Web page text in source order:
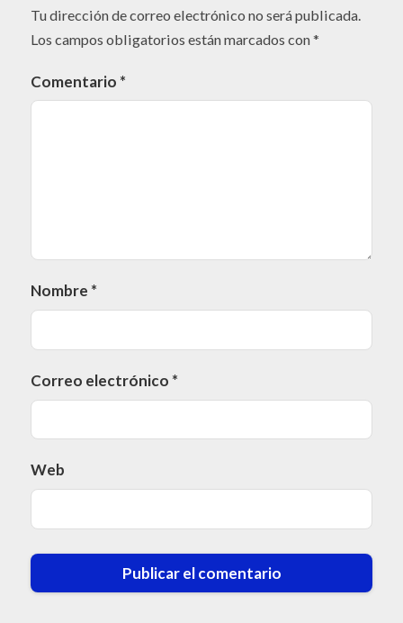
Tu dirección de correo electrónico no será publicada.
Los campos obligatorios están marcados con*
Comentario *
Nombre *
Correo electrónico *
Web